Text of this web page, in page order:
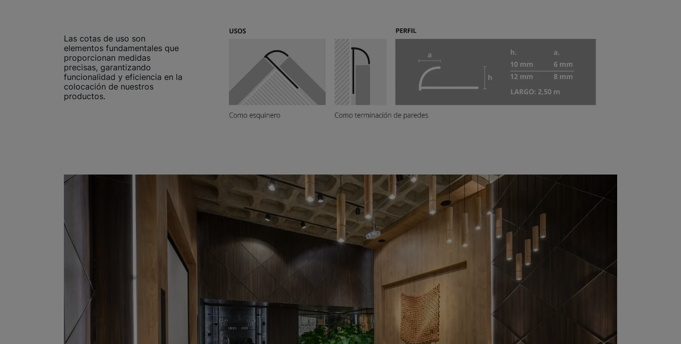
Las cotas de uso son
elementos fundamentales que
proporcionan medidas
precisas, garantizando
funcionalidad y eficiencia en la
colocación de nuestros
productos.